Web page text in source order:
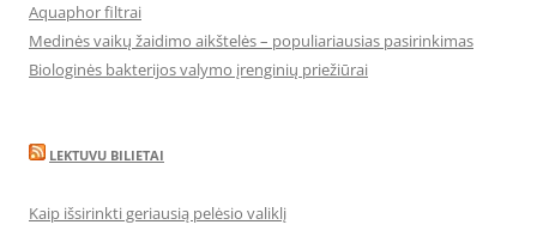
Aquaphor filtrai
Medinės vaikų žaidimo aikštelės – populiariausias pasirinkimas
Biologinės bakterijos valymo įrenginių priežiūrai
LEKTUVU BILIETAI
Kaip išsirinkti geriausią pelėsio valiklį